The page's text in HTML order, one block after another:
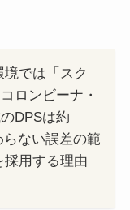
境では「スク
ロンビーナ・
DPSは約
ない誤差の範
採用する理由